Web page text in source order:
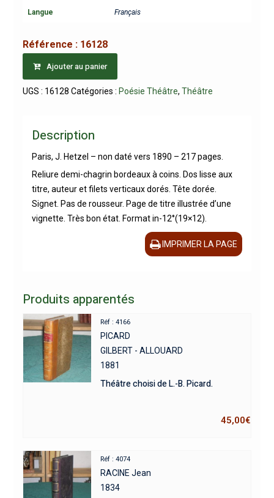
Langue Français
Référence : 16128
Ajouter au panier
UGS : 16128 Catégories : Poésie Théâtre, Théâtre
Description
Paris, J. Hetzel – non daté vers 1890 – 217 pages.
Reliure demi-chagrin bordeaux à coins. Dos lisse aux
titre, auteur et filets verticaux dorés. Tête dorée.
Signet. Pas de rousseur. Page de titre illustrée d’une
vignette. Très bon état. Format in-12°(19×12).
IMPRIMER LA PAGE
Produits apparentés
Réf : 4166
PICARD
GILBERT - ALLOUARD
1881
Théâtre choisi de L.-B. Picard.
45,00€
Réf : 4074
RACINE Jean
1834